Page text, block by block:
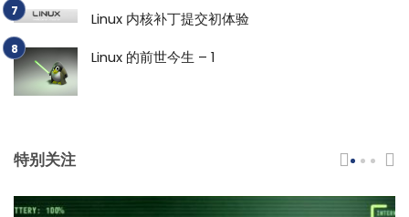
Linux 内核补丁提交初体验
Linux 的前世今生 – 1
特别关注